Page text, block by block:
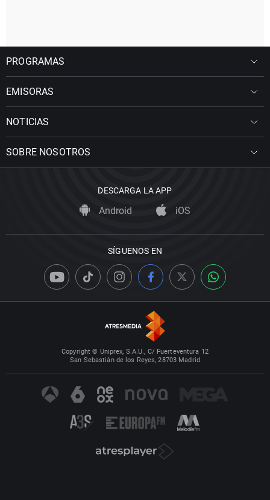
PROGRAMAS
EMISORAS
NOTICIAS
SOBRE NOSOTROS
DESCARGA LA APP
Android iOS
SÍGUENOS EN
Copyright © Uniprex, S.A.U., C/ Fuerteventura 12
San Sebastián de los Reyes, 28703 Madrid